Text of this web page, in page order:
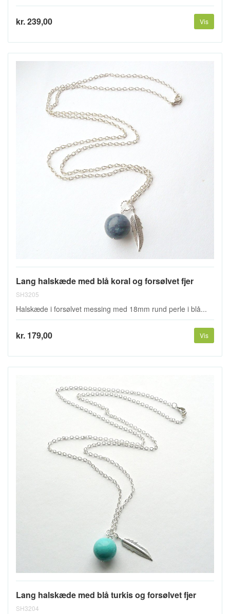
kr. 239,00 Vis
Lang halskæde med blå koral og forsølvet fjer
SH3205
Halskæde i forsølvet messing med 18mm rund perle i blå...
kr. 179,00 Vis
Lang halskæde med blå turkis og forsølvet fjer
SH3204